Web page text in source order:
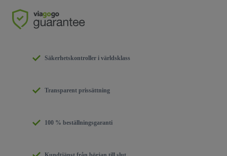
Säkerhetskontroller i världsklass
Transparent prissättning
100 % beställningsgaranti